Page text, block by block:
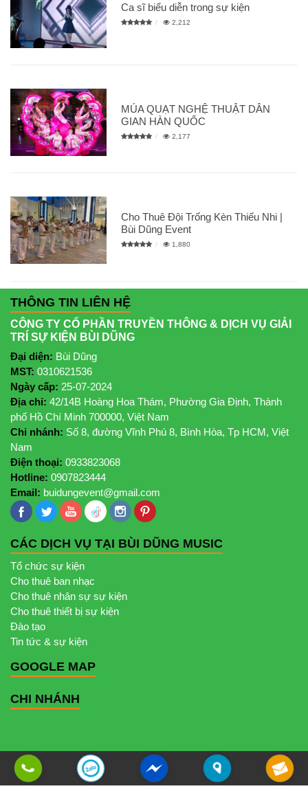
Ca sĩ biểu diễn trong sự kiện
2,212
MÚA QUẠT NGHỆ THUẬT DÂN
GIAN HÀN QUỐC
2,177
Cho Thuê Đội Trống Kèn Thiếu Nhi |
Bùi Dũng Event
1,880
THÔNG TIN LIÊN HỆ
CÔNG TY CỔ PHẦN TRUYỀN THÔNG & DỊCH VỤ GIẢI
TRÍ SỰ KIỆN BÙI DŨNG
Đại diện: Bùi Dũng
MST: 0310621536
Ngày cấp: 25-07-2024
Địa chỉ: 42/14B Hoàng Hoa Thám, Phường Gia Định, Thành
phố Hồ Chí Minh 700000, Việt Nam
Chi nhánh: Số 8, đường Vĩnh Phú 8, Bình Hòa, Tp HCM, Việt
Nam
Điện thoại: 0933823068
Hotline: 0907823444
Email: buidungevent@gmail.com
CÁC DỊCH VỤ TẠI BÙI DŨNG MUSIC
Tổ chức sự kiện
Cho thuê ban nhạc
Cho thuê nhân sự sự kiện
Cho thuê thiết bị sự kiện
Đào tạo
Tin tức & sự kiện
GOOGLE MAP
CHI NHÁNH